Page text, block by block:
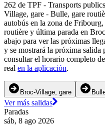
262 de TPF - Transports
Village, gare - Bulle, gare
autobús en la zona de
routière y última parada en
abajo para ver las próximas
y se mostrará la próxima salida
consultar el horario completo
real en la aplicación.
Broc-Village, gare
Ver más salidas
Paradas
sáb, 8 ago 2026